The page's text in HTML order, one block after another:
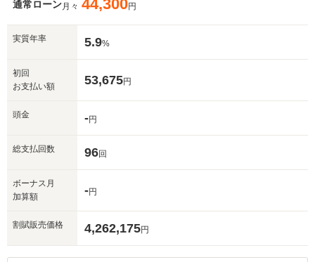
通常ローン月々 44,300円
実質年率 5.9%
初回
お支払い額
53,675円
頭金 -円
総支払回数 96回
ボーナス月
加算額
-円
割賦販売価格 4,262,175円